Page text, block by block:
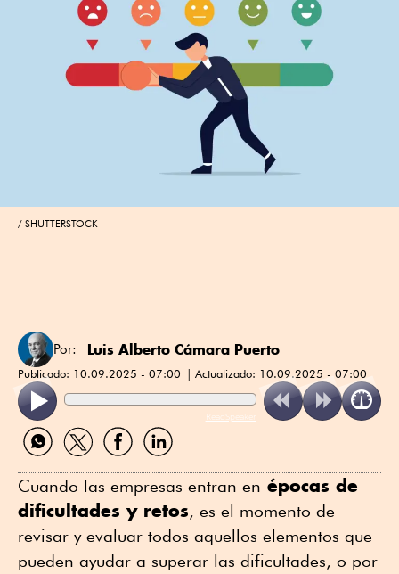
SHUTTERSTOCK
Por: Luis Alberto Cámara Puerto
Publicado: 10.09.2025 - 07:00 Actualizado: 10.09.2025 - 07:00
ReadSpeaker
Compartir
por
Compartir
por
Compartir
por
Compartir
por
Cuando las empresas entran en épocas de
dificultades y retos, es el momento de
revisar y evaluar todos aquellos elementos que
pueden ayudar a superar las dificultades, o por